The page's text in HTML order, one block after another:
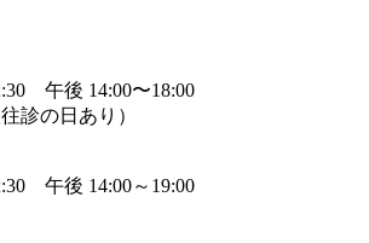
午後 14:00〜18:00
診の日あり）
午後 14:00～19:00